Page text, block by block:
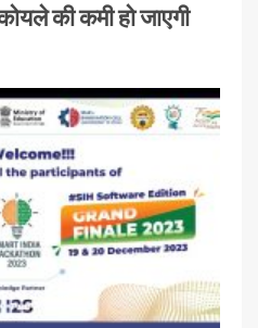
की कमी हो जाएगी